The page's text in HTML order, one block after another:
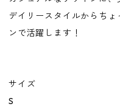
デイリースタイルからち
ンで活躍します！
サイズ
S